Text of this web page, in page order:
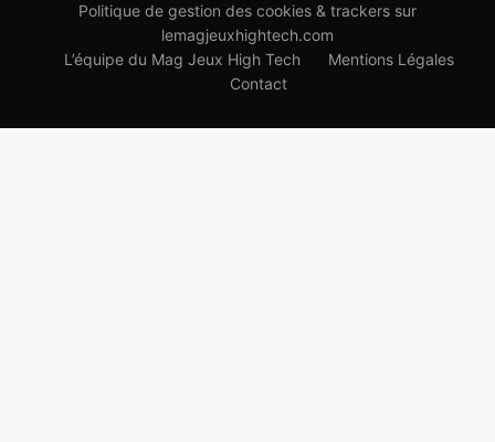
Politique de gestion des cookies & trackers sur
lemagjeuxhightech.com
L’équipe du Mag Jeux High Tech
Mentions Légales
Contact